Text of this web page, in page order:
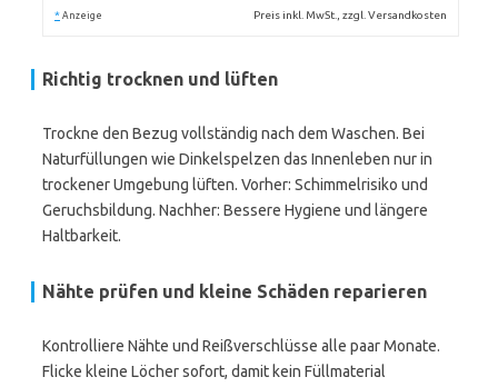
* Anzeige Preis inkl. MwSt., zzgl. Versandkosten
Richtig trocknen und lüften
Trockne den Bezug vollständig nach dem Waschen. Bei
Naturfüllungen wie Dinkelspelzen das Innenleben nur in
trockener Umgebung lüften. Vorher: Schimmelrisiko und
Geruchsbildung. Nachher: Bessere Hygiene und längere
Haltbarkeit.
Nähte prüfen und kleine Schäden reparieren
Kontrolliere Nähte und Reißverschlüsse alle paar Monate.
Flicke kleine Löcher sofort, damit kein Füllmaterial